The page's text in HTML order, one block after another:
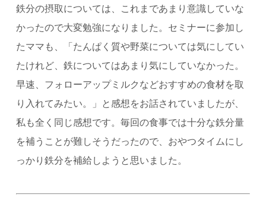
鉄分の摂取については、これまであまり意識していな
かったので大変勉強になりました。セミナーに参加し
たママも、「たんぱく質や野菜については気にしてい
たけれど、鉄についてはあまり気にしていなかった。
早速、フォローアップミルクなどおすすめの食材を取
り入れてみたい。」と感想をお話されていましたが、
私も全く同じ感想です。毎回の食事では十分な鉄分量
を補うことが難しそうだったので、おやつタイムにし
っかり鉄分を補給しようと思いました。